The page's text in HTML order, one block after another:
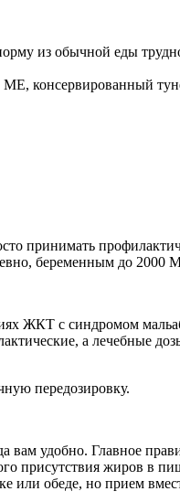
из обычной еды
МЕ, консервированный
принимать
беременным до 2000
ЖКТ с синдромом
а лечебные
передозировку.
удобно. Главное
присутствия жиров в
обеде, но прием